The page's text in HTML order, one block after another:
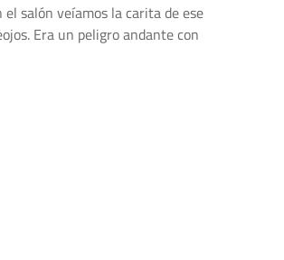
salón veíamos la carita de ese
Era un peligro andante con